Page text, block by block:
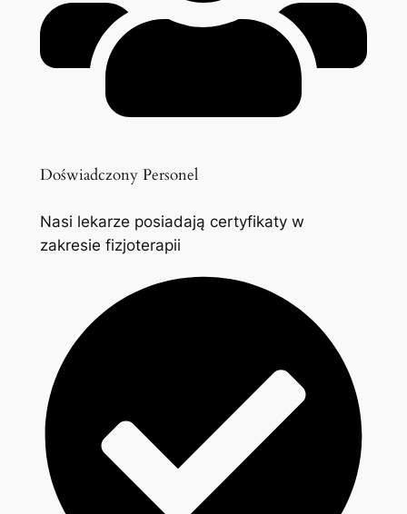
Doświadczony Personel
Nasi lekarze posiadają certyfikaty w
zakresie fizjoterapii